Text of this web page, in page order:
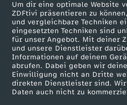
Um dir eine optimale Website
ZDFtivi präsentieren zu
und vergleichbare Techniken
eingesetzten Techniken sind
für unser Angebot. Mit deiner
und unsere Dienstleister
Informationen auf deinem
abrufen. Dabei geben wir
Einwilligung nicht an Dritte
direkten Dienstleister sind.
Daten auch nicht zu
Mehr ZDF
ZDF-Apps
Smart TV
ZDFtext